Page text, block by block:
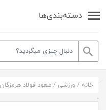
دسته‌بندی‌ها
خانه / ورزشی / صعود فولاد